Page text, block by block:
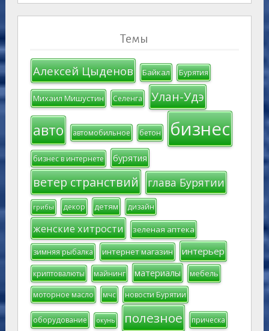
Темы
Алексей Цыденов Байкал Бурятия
Михаил Мишустин Селенга Улан-Удэ
авто автомобильное бетон бизнес
бизнес в интернете бурятия
ветер странствий глава Бурятии
грибы декор детям дизайн
женские хитрости зеленая аптека
зимняя рыбалка интернет магазин интерьер
криптовалюты майнинг материалы мебель
моторное масло мчс новости Бурятии
оборудование окунь полезное прическа